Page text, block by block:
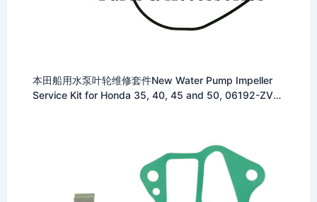
本田船用水泵叶轮维修套件New Water Pump Impeller
Service Kit for Honda 35, 40, 45 and 50, 06192-ZV5-